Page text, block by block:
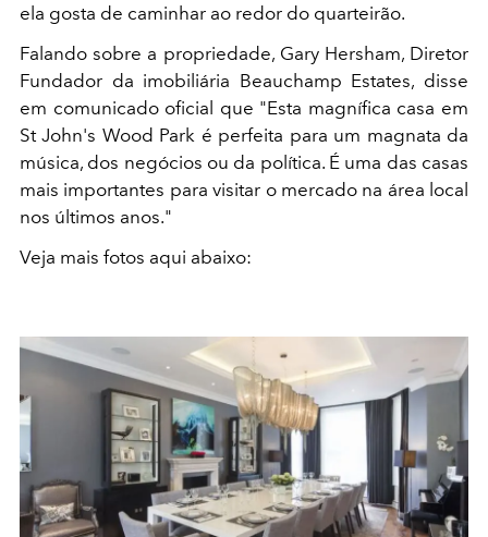
ela gosta de caminhar ao redor do quarteirão.
Falando sobre a propriedade, Gary Hersham, Diretor
Fundador da imobiliária Beauchamp Estates, disse
em comunicado oficial que "Esta magnífica casa em
St John's Wood Park é perfeita para um magnata da
música, dos negócios ou da política. É uma das casas
mais importantes para visitar o mercado na área local
nos últimos anos."
Veja mais fotos aqui abaixo: